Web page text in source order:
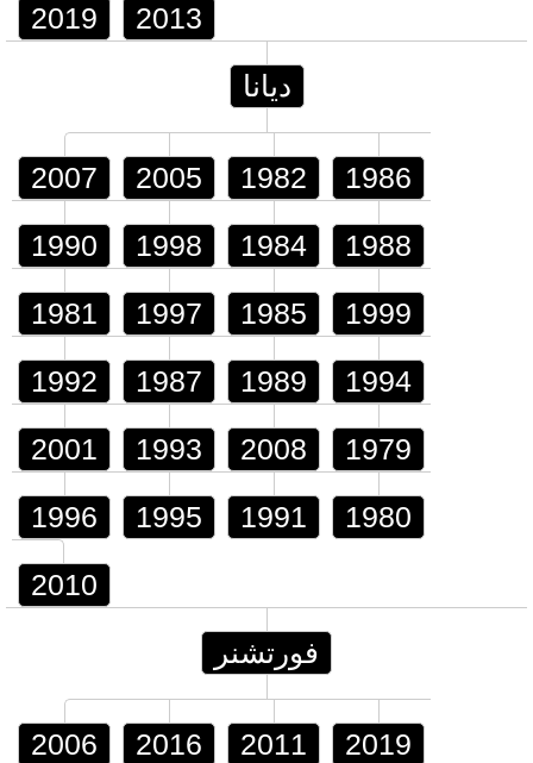
2019 2013
ديانا
2007 2005 1982 1986
1990 1998 1984 1988
1981 1997 1985 1999
1992 1987 1989 1994
2001 1993 2008 1979
1996 1995 1991 1980
2010
فورتشنر
2006 2016 2011 2019